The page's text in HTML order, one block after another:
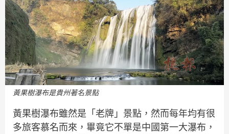
黃果樹瀑布是貴州著名景點
黃果樹瀑布雖然是「老牌」景點，然而每年均有很
多旅客慕名而來，畢竟它不單是中國第一大瀑布，